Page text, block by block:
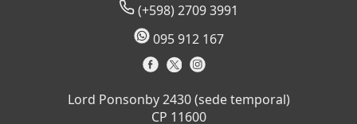
(+598) 2709 3991
095 912 167
Lord Ponsonby 2430 (sede temporal)
CP 11600